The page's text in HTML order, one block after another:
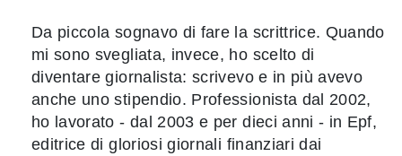
Da piccola sognavo di fare la scrittrice. Quando
mi sono svegliata, invece, ho scelto di
diventare giornalista: scrivevo e in più avevo
anche uno stipendio. Professionista dal 2002,
ho lavorato - dal 2003 e per dieci anni - in Epf,
editrice di gloriosi giornali finanziari dai